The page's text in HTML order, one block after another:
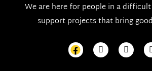
We are here for people in a
support projects that bring